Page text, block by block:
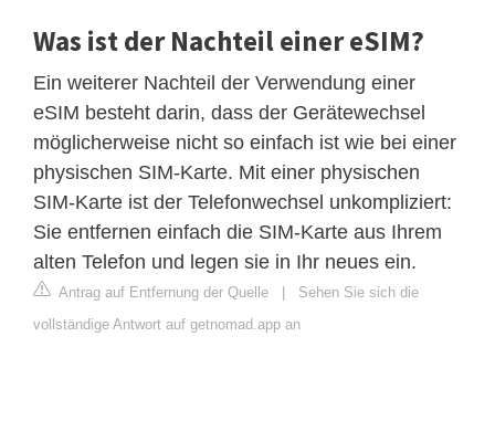
Was ist der Nachteil einer eSIM?
Ein weiterer Nachteil der Verwendung einer
eSIM besteht darin, dass der Gerätewechsel
möglicherweise nicht so einfach ist wie bei einer
physischen SIM-Karte. Mit einer physischen
SIM-Karte ist der Telefonwechsel unkompliziert:
Sie entfernen einfach die SIM-Karte aus Ihrem
alten Telefon und legen sie in Ihr neues ein.
Antrag auf Entfernung der Quelle | Sehen Sie sich die
vollständige Antwort auf getnomad.app an